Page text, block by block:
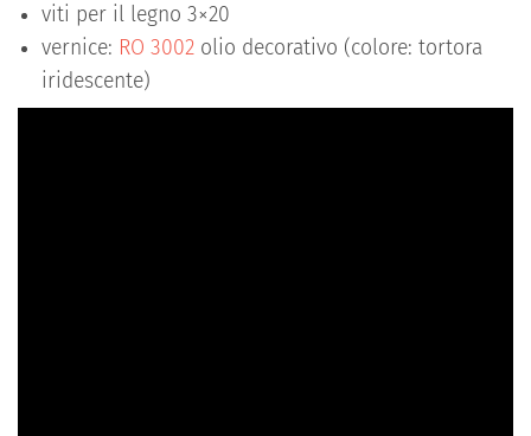
viti per il legno 3×20
vernice: RO 3002 olio decorativo (colore: tortora
iridescente)